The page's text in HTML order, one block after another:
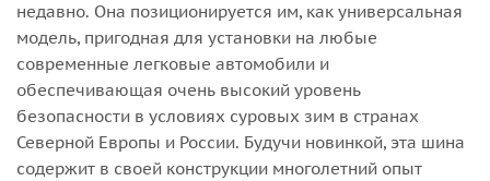
недавно. Она позиционируется им, как универсальная
модель, пригодная для установки на любые
современные легковые автомобили и
обеспечивающая очень высокий уровень
безопасности в условиях суровых зим в странах
Северной Европы и России. Будучи новинкой, эта шина
содержит в своей конструкции многолетний опыт